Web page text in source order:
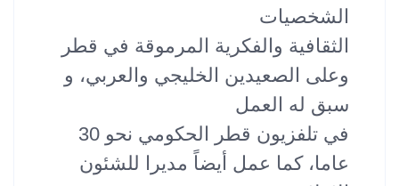
الشخصيات
الثقافية والفكرية المرموقة في قطر
وعلى الصعيدين الخليجي والعربي، و
سبق له العمل
في تلفزيون قطر الحكومي نحو 30
عاما، كما عمل أيضاً مديرا للشئون